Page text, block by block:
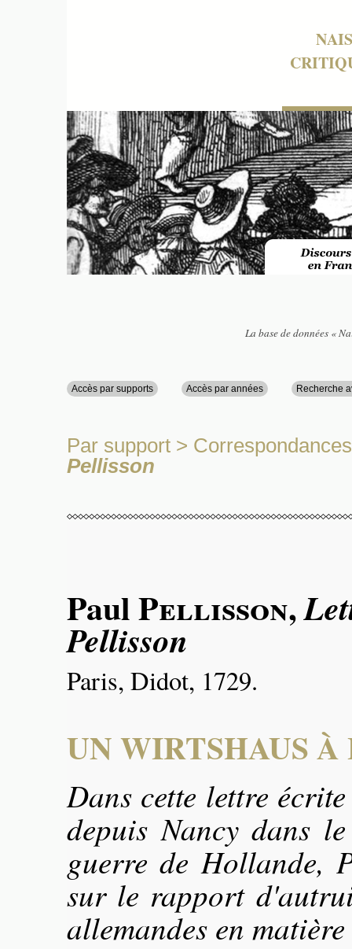
La base de données «
Accès par supports Accès par années Recherche
Par support > Correspondances
Pellisson
PaulPellisson,
Pellisson
Paris, Didot, 1729.
UN WIRTSHAUS
Dans cette lettre
depuis Nancy dans
guerre de Hollande,
sur le rapport
allemandes en